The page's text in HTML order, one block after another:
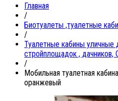
Главная
/
Биотуалеты ,туалетные
/
Туалетные кабины уличные
стройплощадок , дачников,
/
Мобильная туалетная
оранжевый